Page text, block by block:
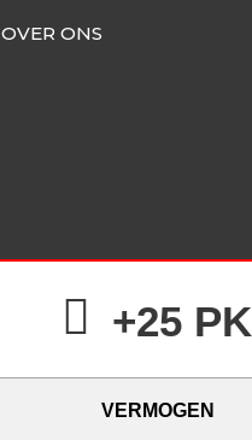
OVER ONS
+25 PK
VERMOGEN